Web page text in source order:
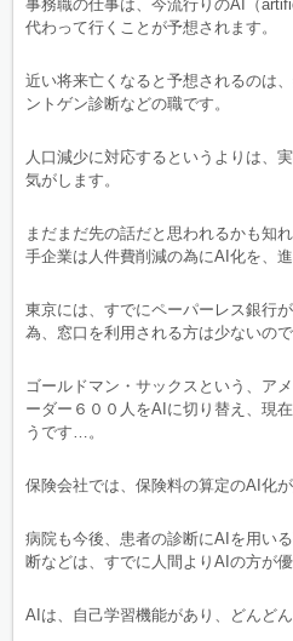
事務職の仕事は、今流行りのAI（
代わって行くことが予想されます。
近い将来亡くなると予想されるのは
ントゲン診断などの職です。
人口減少に対応するというよりは、
気がします。
まだまだ先の話だと思われるかも知
手企業は人件費削減の為にAI化を、
東京には、すでにペーパーレス銀行
為、窓口を利用される方は少ないの
ゴールドマン・サックスという、ア
ーダー６００人をAIに切り替え、現
うです…。
保険会社では、保険料の算定のAI化が
病院も今後、患者の診断にAIを用い
断などは、すでに人間よりAIの方が
AIは、自己学習機能があり、どんど